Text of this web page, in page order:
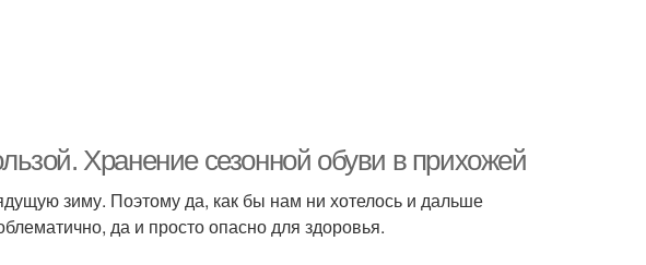
Хранение сезонной обуви в прихожей
зиму. Поэтому да, как бы нам ни хотелось и дальше
да и просто опасно для здоровья.